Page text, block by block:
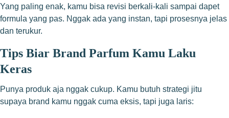
Yang paling enak, kamu bisa revisi berkali-kali sampai dapet
formula yang pas. Nggak ada yang instan, tapi prosesnya jelas
dan terukur.
Tips Biar Brand Parfum Kamu Laku
Keras
Punya produk aja nggak cukup. Kamu butuh strategi jitu
supaya brand kamu nggak cuma eksis, tapi juga laris: